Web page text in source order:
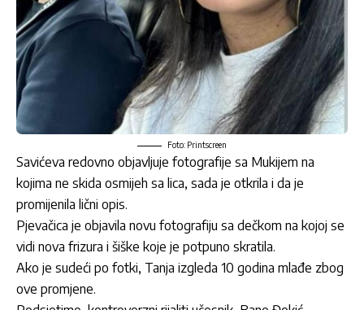
Foto: Printscreen
Savićeva redovno objavljuje fotografije sa Mukijem na
kojima ne skida osmijeh sa lica, sada je otkrila i da je
promijenila lični opis.
Pjevačica je objavila novu fotografiju sa dečkom na kojoj se
vidi nova frizura i šiške koje je potpuno skratila.
Ako je sudeći po fotki, Tanja izgleda 10 godina mlađe zbog
ove promjene.